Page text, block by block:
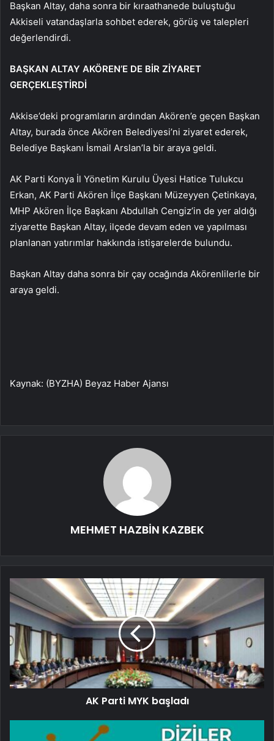
Başkan Altay, daha sonra bir kıraathanede buluştuğu
Akkiseli vatandaşlarla sohbet ederek, görüş ve talepleri
değerlendirdi.
BAŞKAN ALTAY AKÖREN’E DE BİR ZİYARET
GERÇEKLEŞTİRDİ
Akkise’deki programların ardından Akören’e geçen Başkan
Altay, burada önce Akören Belediyesi’ni ziyaret ederek,
Belediye Başkanı İsmail Arslan’la bir araya geldi.
AK Parti Konya İl Yönetim Kurulu Üyesi Hatice Tulukcu
Erkan, AK Parti Akören İlçe Başkanı Müzeyyen Çetinkaya,
MHP Akören İlçe Başkanı Abdullah Cengiz’in de yer aldığı
ziyarette Başkan Altay, ilçede devam eden ve yapılması
planlanan yatırımlar hakkında istişarelerde bulundu.
Başkan Altay daha sonra bir çay ocağında Akörenlilerle bir
araya geldi.
Kaynak: (BYZHA) Beyaz Haber Ajansı
MEHMET HAZBİN KAZBEK
AK Parti MYK başladı